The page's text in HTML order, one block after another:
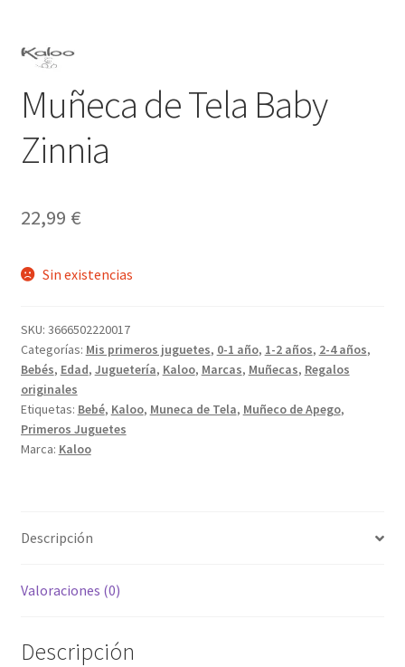
Muñeca de Tela Baby
Zinnia
22,99 €
Sin existencias
SKU: 3666502220017
Categorías: Mis primeros juguetes, 0-1 año, 1-2 años, 2-4 años,
Bebés, Edad, Juguetería, Kaloo, Marcas, Muñecas, Regalos
originales
Etiquetas: Bebé, Kaloo, Muneca de Tela, Muñeco de Apego,
Primeros Juguetes
Marca: Kaloo
Descripción
Valoraciones (0)
Descripción